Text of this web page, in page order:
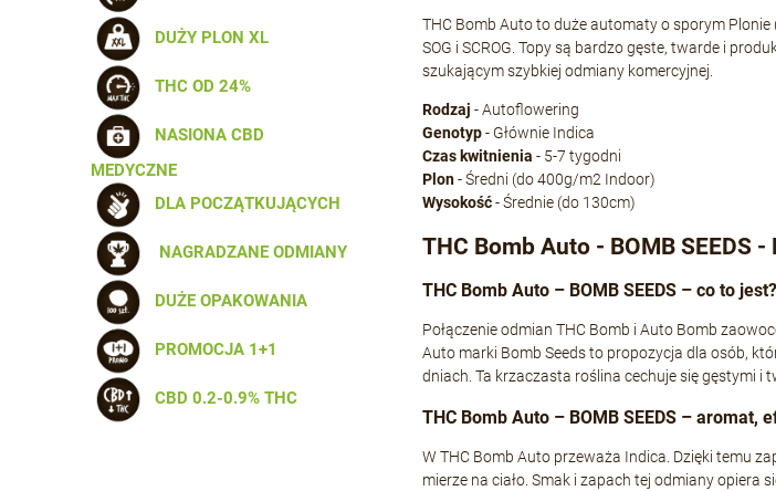
DUŻY PLON XL
THC OD 24%
NASIONA CBD
MEDYCZNE
DLA POCZĄTKUJĄCYCH
NAGRADZANE ODMIANY
DUŻE OPAKOWANIA
PROMOCJA 1+1
CBD 0.2-0.9% THC
THC Bomb Auto to duże automaty o sporym
SOG i SCROG. Topy są bardzo gęste, twarde i
szukającym szybkiej odmiany komercyjnej.
Rodzaj - Autoflowering
Genotyp- Głównie Indica
Czas kwitnienia - 5-7 tygodni
Plon- Średni (do 400g/m2 Indoor)
Wysokość- Średnie (do 130cm)
THC Bomb Auto - BOMB SEEDS -
THC Bomb Auto – BOMB SEEDS – co to jest?
Połączenie odmian THC Bomb i Auto Bomb
Auto marki Bomb Seeds to propozycja dla osób,
dniach. Ta krzaczasta roślina cechuje się gęstymi i
THC Bomb Auto – BOMB SEEDS – aromat,
W THC Bomb Auto przeważa Indica. Dzięki temu
mierze na ciało. Smak i zapach tej odmiany